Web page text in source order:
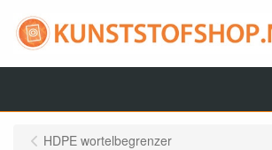
HDPE wortelbegrenzer